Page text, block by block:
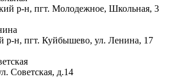
р-н, пгт. Молодежное, Школьная, 3
р-н, пгт. Куйбышево, ул. Ленина, 17
Советская, д.14